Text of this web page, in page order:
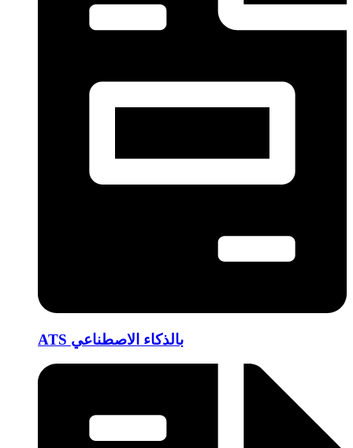
ATS بالذكاء الاصطناعي